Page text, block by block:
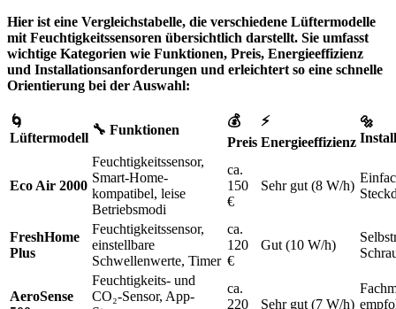
Hier ist eine Vergleichstabelle, die verschiedene Lüftermodelle
mit Feuchtigkeitssensoren übersichtlich darstellt. Sie umfasst
wichtige Kategorien wie Funktionen, Preis, Energieeffizienz
und Installationsanforderungen und erleichtert so eine schnelle
Orientierung bei der Auswahl:
🌀
Lüftermodell
🔧 Funktionen
💰
Preis
⚡
Energieeffizienz
🔩
Eco Air 2000
Feuchtigkeitssensor,
Smart-Home-
kompatibel, leise
Betriebsmodi
ca.
150
€
Sehr gut (8 W/h)
FreshHome
Plus
Feuchtigkeitssensor,
einstellbare
Schwellenwerte, Timer
ca.
120
€
Gut (10 W/h)
AeroSense
Feuchtigkeits- und
CO₂-Sensor, App-
ca.
220
Sehr gut (7 W/h)